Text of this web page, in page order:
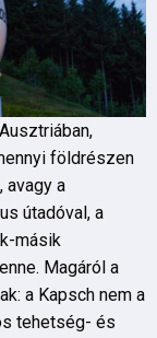
földrészen
avagy a
útadóval, a
másik
Magáról a
a Kapsch nem a
tehetség- és